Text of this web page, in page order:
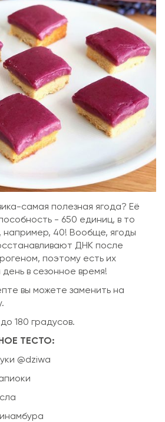
самая полезная ягода? Её
- 650 единиц, в то
например, 40! Вообще, ягоды
ДНК после
поэтому есть их
в сезонное время!
вы можете заменить на
180 градусов.
ТЕСТО:
@dziwa